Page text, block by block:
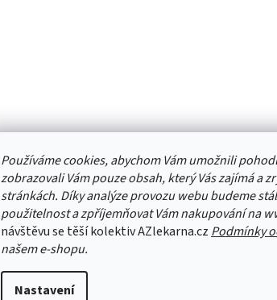
Používáme cookies, abychom Vám umožnili
zobrazovali Vám pouze obsah, který Vás zajímá a
stránkách. Díky analýze provozu webu budeme
použitelnost a zpříjemňovat Vám nakupování na
návštěvu se těší kolektiv AZlekarna.cz Podmínky
našem e-shopu.
Nastavení